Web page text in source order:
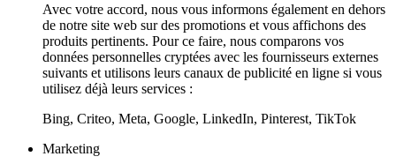
Avec votre accord, nous vous informons également en dehors
de notre site web sur des promotions et vous affichons des
produits pertinents. Pour ce faire, nous comparons vos
données personnelles cryptées avec les fournisseurs externes
suivants et utilisons leurs canaux de publicité en ligne si vous
utilisez déjà leurs services :
Bing, Criteo, Meta, Google, LinkedIn, Pinterest, TikTok
Marketing